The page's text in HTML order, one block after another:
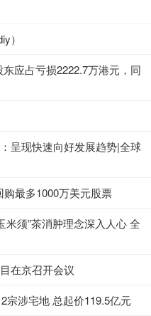
）
应占亏损2222.7万港元，同
呈现快速向好发展趋势|全球
最多1000万美元股票
米须”茶消肿理念深入人心 全
在京召开会议
宗涉宅地 总起价119.5亿元